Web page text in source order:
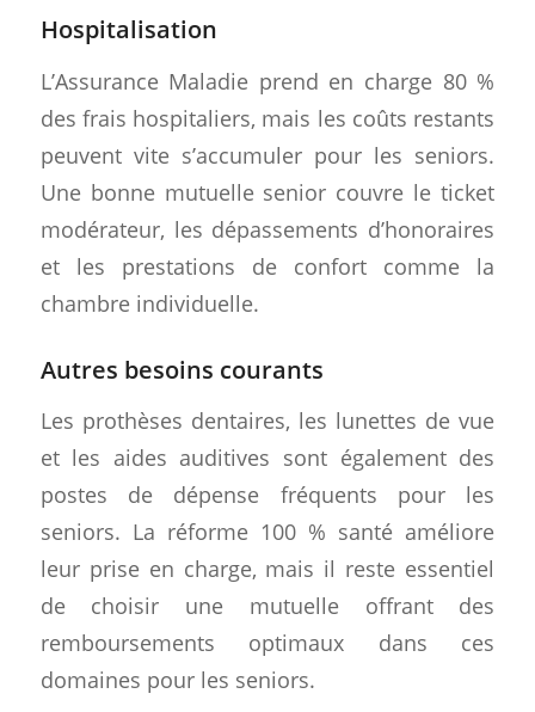
Hospitalisation
L’Assurance Maladie prend en charge 80 %
des frais hospitaliers, mais les coûts restants
peuvent vite s’accumuler pour les seniors.
Une bonne mutuelle senior couvre le ticket
modérateur, les dépassements d’honoraires
et les prestations de confort comme la
chambre individuelle.
Autres besoins courants
Les prothèses dentaires, les lunettes de vue
et les aides auditives sont également des
postes de dépense fréquents pour les
seniors. La réforme 100 % santé améliore
leur prise en charge, mais il reste essentiel
de choisir une mutuelle offrant des
remboursements optimaux dans ces
domaines pour les seniors.